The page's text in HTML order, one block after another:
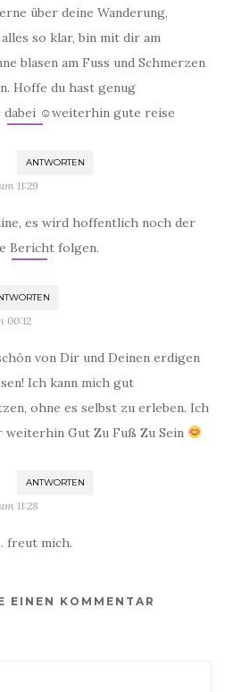
über deine Wanderung,
so klar, bin mit dir am
blasen am Fuss und Schmerzen
Hoffe du hast genug
dabei ☺weiterhin gute reise
ANTWORTEN
11:29
es wird hoffentlich noch der
Bericht folgen.
00:12
von Dir und Deinen erdigen
Ich kann mich gut
ohne es selbst zu erleben. Ich
weiterhin Gut Zu Fuß Zu Sein
ANTWORTEN
11:28
freut mich.
EINEN KOMMENTAR